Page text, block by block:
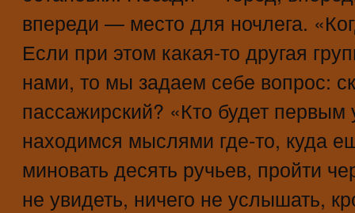
впереди — место для ночлега.
Если при этом какая-то другая
нами, то мы задаем себе вопрос:
пассажирский? «Кто будет
находимся мыслями где-то, куда
миновать десять ручьев, пройти
не увидеть, ничего не услышать,